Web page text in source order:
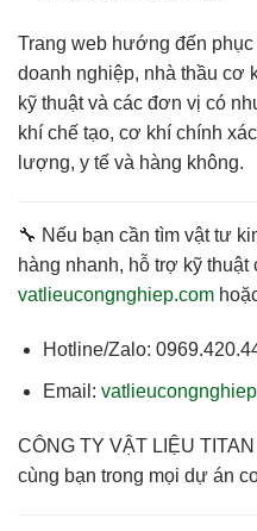
Trang web hướng đến phục
doanh nghiệp, nhà thầu cơ
kỹ thuật và các đơn vị có
khí chế tạo, cơ khí chính
lượng, y tế và hàng không.
🔧 Nếu bạn cần tìm vật tư
hàng nhanh, hỗ trợ kỹ thuật
vatlieucongnghiep.com
Hotline/Zalo:
Email:
CÔNG TY VẬT LIỆU TITAN
cùng bạn trong mọi dự án